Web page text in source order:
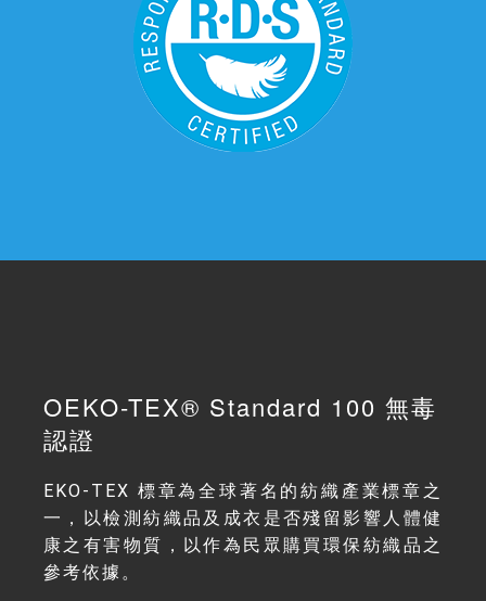
OEKO-TEX® Standard 100 無毒
認證
EKO-TEX 標章為全球著名的紡織產業標章之
一，以檢測紡織品及成衣是否殘留影響人體健
康之有害物質，以作為民眾購買環保紡織品之
參考依據。